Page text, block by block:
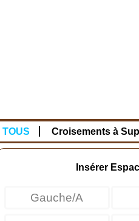
TOUS Croisements à
Insérer
Gauche/A